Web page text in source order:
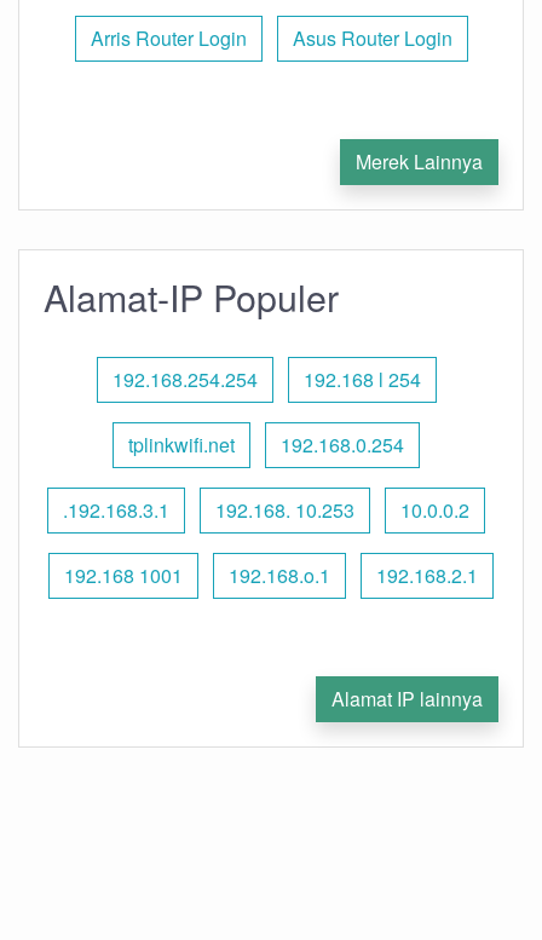
Arris Router Login Asus Router Login
Merek Lainnya
Alamat-IP Populer
192.168.254.254 192.168 l 254
tplinkwifi.net 192.168.0.254
.192.168.3.1 192.168. 10.253 10.0.0.2
192.168 1001 192.168.o.1 192.168.2.1
Alamat IP lainnya